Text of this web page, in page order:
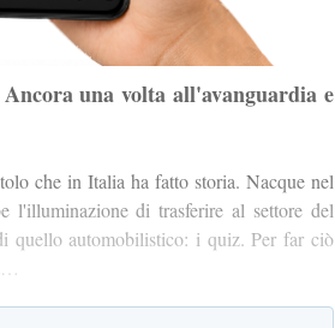
una volta all'avanguardia e
che in Italia ha fatto storia. Nacque nel
di trasferire al settore del
quello automobilistico: i quiz. Per far ciò